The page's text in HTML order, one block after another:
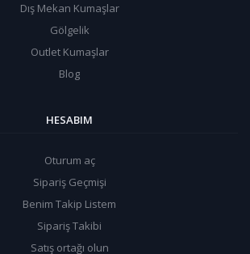
Dış Mekan Kumaşlar
Gölgelik
Outlet Kumaşlar
Blog
HESABIM
Oturum aç
Sipariş Geçmişi
Benim Takip Listem
Sipariş Takibi
Satış ortağı olun